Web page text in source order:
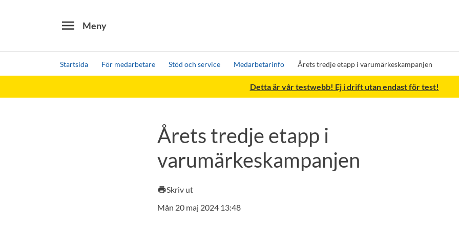
menu Meny
Startsida För medarbetare Stöd och service Medarbetarinfo Årets tredje etapp i varumärkeskampanjen
Detta är vår testmiljö - endast testdata
Detta är vår testwebb! Ej i drift utan endast för test!
Årets tredje etapp i
varumärkeskampanjen
printSkriv ut
Mån 20 maj 2024 13:48